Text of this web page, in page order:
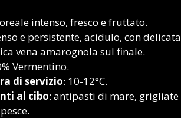
intenso, fresco e fruttato.
e persistente, acidulo, con delicata
vena amarognola sul finale.
Vermentino.
di servizio: 10-12°C.
al cibo: antipasti di mare, grigliate